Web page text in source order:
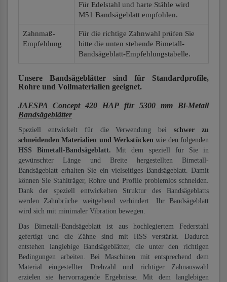
Für Edelstahl und harte Stähle wird
M51 Bandsägeblatt empfohlen.
Zahnmaß-
Empfehlung
Für die richtige Zahnwahl prüfen Sie
bitte die unten stehende Bimetall-
Bandsägeblatt-Empfehlungstabelle.
Unsere Bandsägeblätter sind für Standardprofile,
Rohre und Vollmaterialien geeignet.
JAESPA Concept 420 HAP für 5300 mm Bi-Metall
Bandsägeblätter
Speziell entwickelt für die Verwendung beischwer zu
schneidenden Materialien und Werkstücken wie den folgenden
HSS Bimetall-Bandsägeblatt. Mit dem speziell für Sie in
gewünschter Länge und Breite hergestellten Bimetall-
Bandsägeblatt erhalten Sie ein vielseitiges Bandsägeblatt. Damit
können Sie Stahlträger, Rohre und Profile problemlos schneiden.
Dank der speziell entwickelten Struktur des Bandsägeblatts
werden Zahnbrüche weitgehend verhindert. Ihr Bandsägeblatt
wird sich mit minimaler Vibration bewegen.
Das Bimetall-Bandsägeblatt ist aus hochlegiertem Federstahl
gefertigt und die Zähne sind mit HSS verstärkt. Dadurch
entstehen langlebige Bandsägeblätter, die unter den richtigen
Bedingungen arbeiten. Bei Maschinen mit entsprechend dem
Material eingestellter Drehzahl und richtiger Zahnauswahl
erzielen sie hervorragende Ergebnisse. Mit dem langlebigen